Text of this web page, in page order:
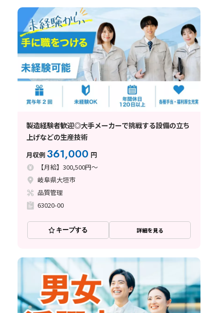
製造経験者歓迎◎大手メーカーで挑戦する設備の立ち
上げなどの生産技術
月収例 361,000 円
【月給】300,500円～
岐阜県大垣市
品質管理
63020-00
キープする 詳細を見る